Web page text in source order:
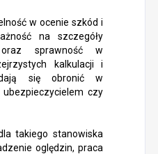
w ocenie szkód i
na szczegóły
sprawność w
kalkulacji i
się obronić w
czy
takiego stanowiska
oględzin, praca